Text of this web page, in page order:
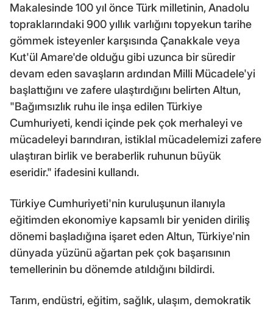
Makalesinde 100 yıl önce Türk milletinin, Anadolu
topraklarındaki 900 yıllık varlığını topyekun tarihe
gömmek isteyenler karşısında Çanakkale veya
Kut'ül Amare'de olduğu gibi uzunca bir süredir
devam eden savaşların ardından Milli Mücadele'yi
başlattığını ve zafere ulaştırdığını belirten Altun,
"Bağımsızlık ruhu ile inşa edilen Türkiye
Cumhuriyeti, kendi içinde pek çok merhaleyi ve
mücadeleyi barındıran, istiklal mücadelemizi zafere
ulaştıran birlik ve beraberlik ruhunun büyük
eseridir." ifadesini kullandı.
Türkiye Cumhuriyeti'nin kuruluşunun ilanıyla
eğitimden ekonomiye kapsamlı bir yeniden diriliş
dönemi başladığına işaret eden Altun, Türkiye'nin
dünyada yüzünü ağartan pek çok başarısının
temellerinin bu dönemde atıldığını bildirdi.
Tarım, endüstri, eğitim, sağlık, ulaşım, demokratik